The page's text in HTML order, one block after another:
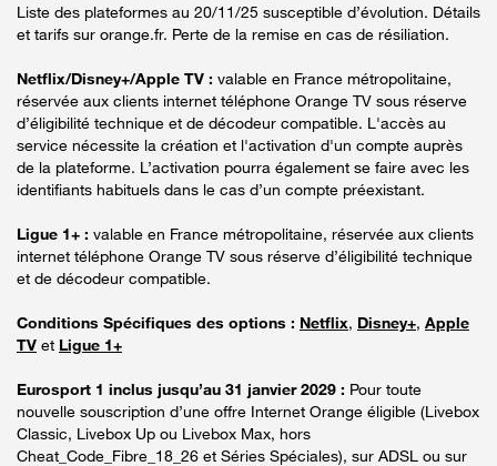
Liste des plateformes au 20/11/25 susceptible d’évolution. Détails
et tarifs sur orange.fr. Perte de la remise en cas de résiliation.
Netflix/Disney+/Apple TV : valable en France métropolitaine,
réservée aux clients internet téléphone Orange TV sous réserve
d’éligibilité technique et de décodeur compatible. L'accès au
service nécessite la création et l'activation d'un compte auprès
de la plateforme. L’activation pourra également se faire avec les
identifiants habituels dans le cas d’un compte préexistant.
Ligue 1+ : valable en France métropolitaine, réservée aux clients
internet téléphone Orange TV sous réserve d’éligibilité technique
et de décodeur compatible.
Conditions Spécifiques des options : Netflix, Disney+, Apple
TV et Ligue 1+
Eurosport 1 inclus jusqu’au 31 janvier 2029 : Pour toute
nouvelle souscription d’une offre Internet Orange éligible (Livebox
Classic, Livebox Up ou Livebox Max, hors
Cheat_Code_Fibre_18_26 et Séries Spéciales), sur ADSL ou sur